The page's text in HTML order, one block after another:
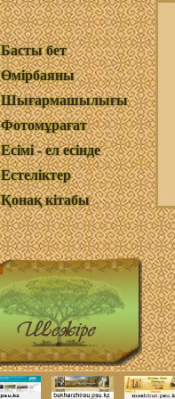
Басты бет
Өмірбаяны
Шығармашылығы
Фотомұрағат
Есімі - ел есінде
Естеліктер
Қонақ кітабы